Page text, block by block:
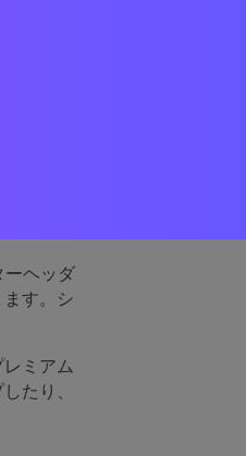
ーヘッダ
す。シ
ミアム
たり、